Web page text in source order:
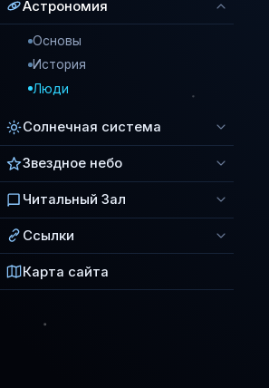
Астрономия
Основы
История
Люди
Солнечная система
Звездное небо
Читальный Зал
Ссылки
Карта сайта